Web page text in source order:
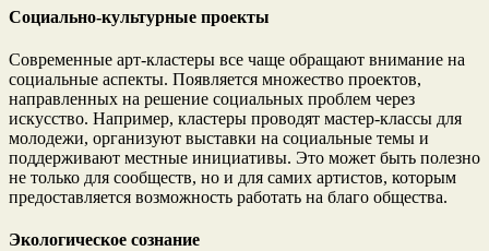
Социально-культурные проекты
Современные арт-кластеры все чаще обращают внимание на
социальные аспекты. Появляется множество проектов,
направленных на решение социальных проблем через
искусство. Например, кластеры проводят мастер-классы для
молодежи, организуют выставки на социальные темы и
поддерживают местные инициативы. Это может быть полезно
не только для сообществ, но и для самих артистов, которым
предоставляется возможность работать на благо общества.
Экологическое сознание